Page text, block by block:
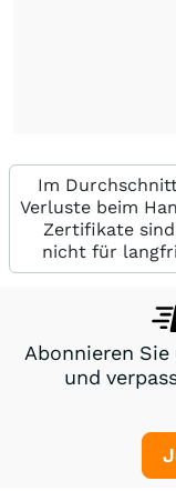
Im
Verluste beim
Zertifikate
nicht für
Abonnieren
und